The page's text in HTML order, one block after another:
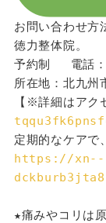
お問い合わせ方
徳力整体院。
予約制 　電話：
所在地：北九州
【※詳細はアク
定期的なケアで
https://xn--
★痛みやコリは